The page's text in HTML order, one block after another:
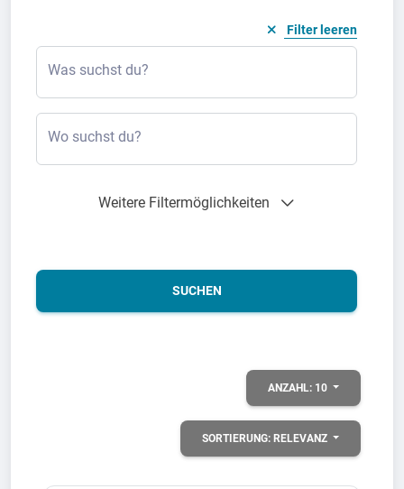
Filter leeren
Was suchst du?
Wo suchst du?
Weitere Filtermöglichkeiten
SUCHEN
ANZAHL: 10
SORTIERUNG: RELEVANZ